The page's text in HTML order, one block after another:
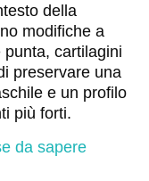
della
modifiche a
cartilagini
preservare una
e un profilo
più forti.
da sapere